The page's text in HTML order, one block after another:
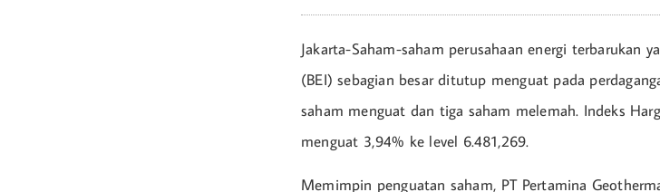
Jakarta-Saham-saham perusahaan energi terbarukan
(BEI) sebagian besar ditutup menguat pada
saham menguat dan tiga saham melemah. Indeks
menguat 3,94% ke level 6.481,269.
Memimpin penguatan saham, PT Pertamina